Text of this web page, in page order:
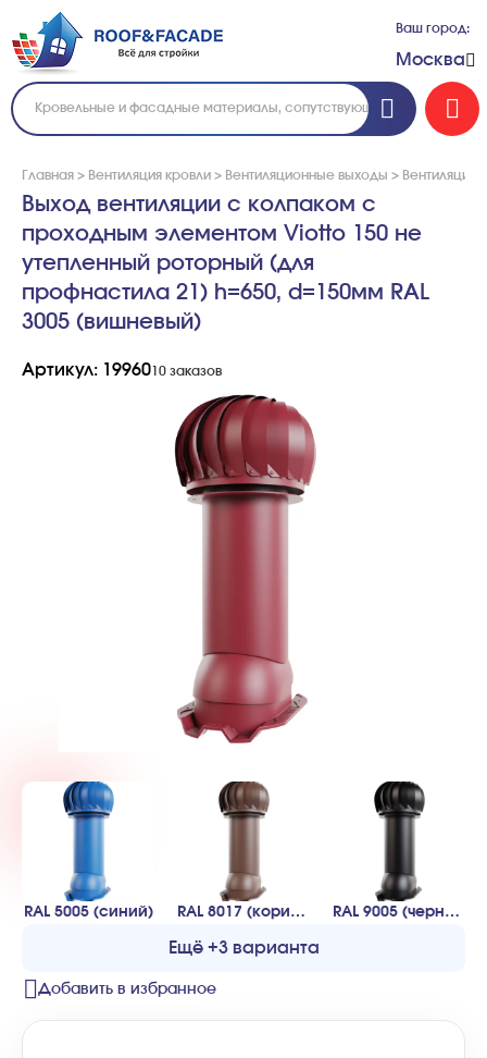
Ваш город:
Москва
Главная > Вентиляция кровли > Вентиляционные выходы >
Выход вентиляции с колпаком с
проходным элементом Viotto 150 не
утепленный роторный (для
профнастила 21) h=650, d=150мм RAL
3005 (вишневый)
Артикул: 1996010 заказов
RAL 5005 (синий) RAL 8017 (коричневый) RAL 9005 (черный)
Ещё +3 варианта
Добавить в избранное